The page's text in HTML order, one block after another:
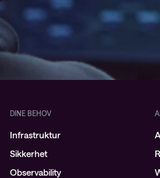
DINE BEHOV
Infrastruktur
Sikkerhet
Observability